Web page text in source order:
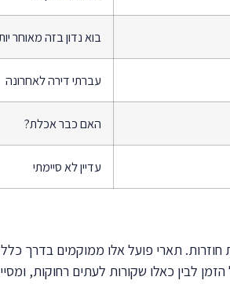
בוא נדון בזה מאוחר
עברתי דירה לאחרונה
האם כבר אכלת?
עדיין לא סיימתי
תארי פועל אלו ממוקמים בדרך
לבין כאלו שקורות לעתים רחוקות,